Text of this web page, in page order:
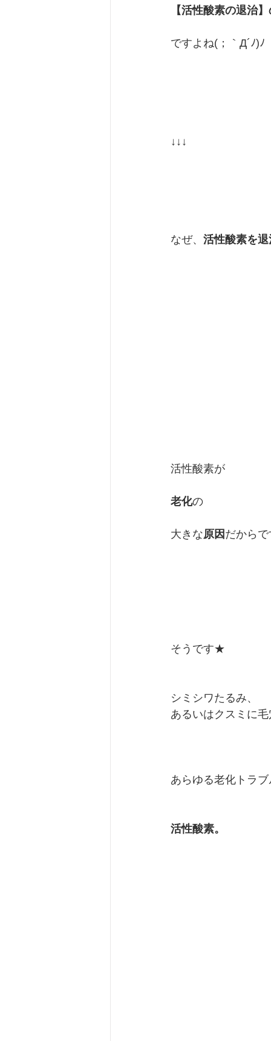
【活性酸素の退治
ですよね(；｀Д´ﾉ)ﾉ
↓↓↓
なぜ、 活性酸素を
活性酸素が
老化の
大きな原因 だから
そうです★
シミシワたるみ、
あるいはクスミに
あらゆる老化トラ
活性酸素。